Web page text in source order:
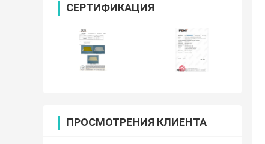
СЕРТИФИКАЦИЯ
ПРОСМОТРЕНИЯ КЛИЕНТА